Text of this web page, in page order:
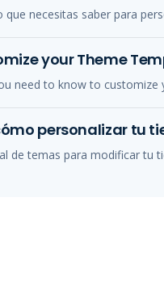
que necesitas saber para
your Theme
need to know to
personalizar tu
de temas para modificar tu